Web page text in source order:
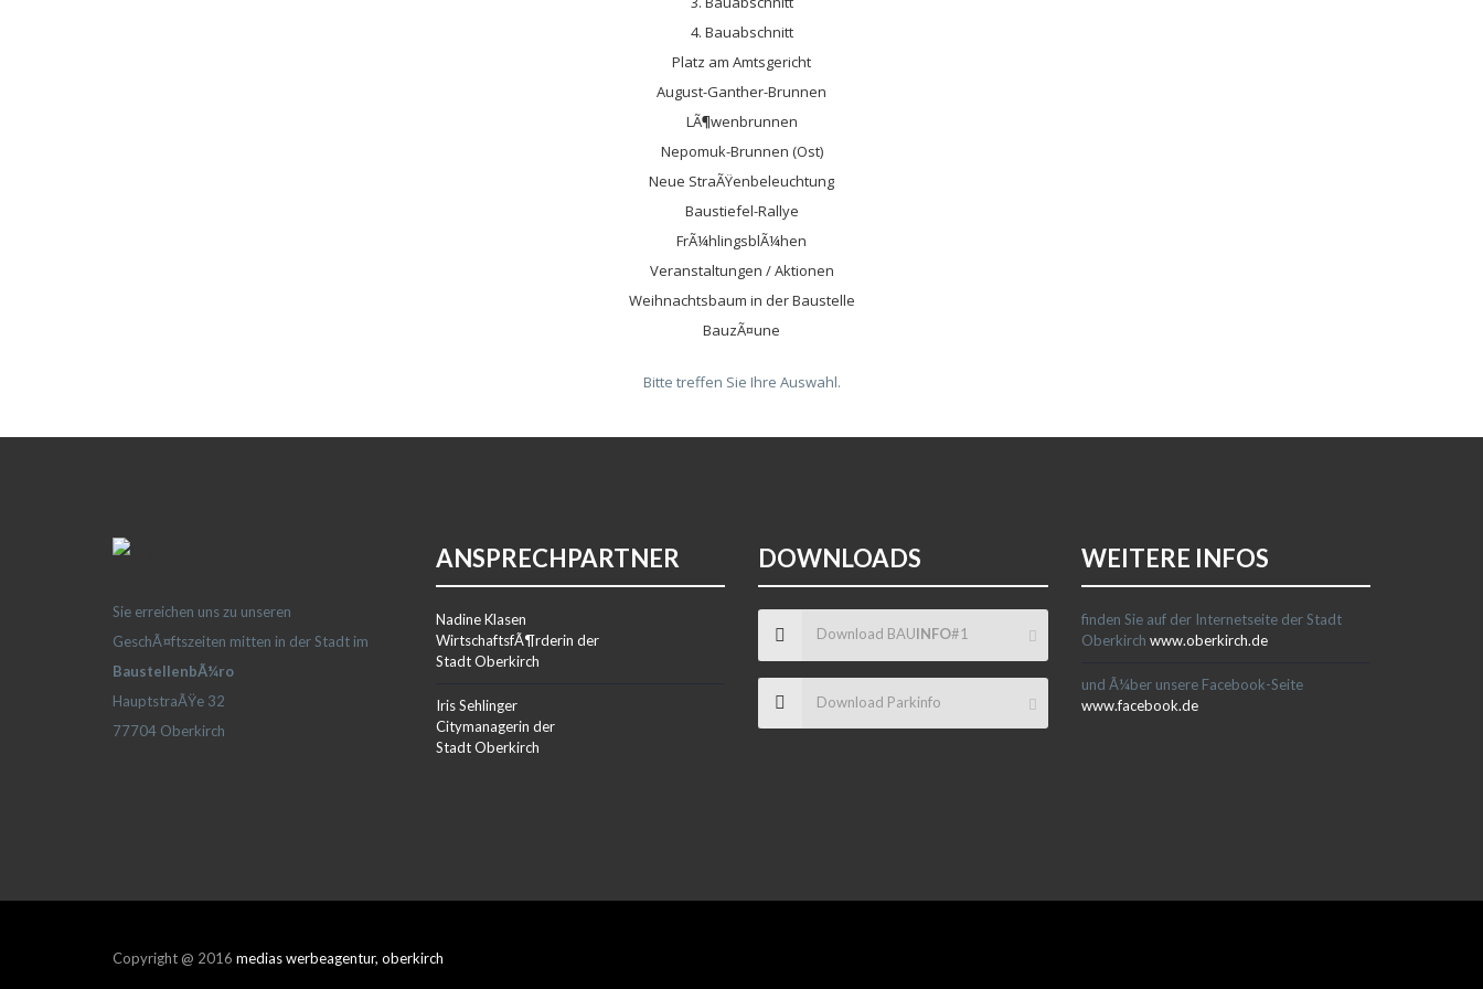
4. Bauabschnitt
Platz am Amtsgericht
August-Ganther-Brunnen
LÃ¶wenbrunnen
Nepomuk-Brunnen (Ost)
Neue StraÃŸenbeleuchtung
Baustiefel-Rallye
FrÃ¼hlingsblÃ¼hen
Veranstaltungen / Aktionen
Weihnachtsbaum in der Baustelle
BauzÃ¤une
Bitte treffen Sie Ihre Auswahl.
Sie erreichen uns zu unseren
GeschÃ¤ftszeiten mitten in der Stadt im
BaustellenbÃ¼ro
HauptstraÃŸe 32
77704 Oberkirch
ANSPRECHPARTNER
Nadine Klasen
WirtschaftsfÃ¶rderin der
Stadt Oberkirch
Iris Sehlinger
Citymanagerin der
Stadt Oberkirch
DOWNLOADS
Download BAUINFO#1
Download Parkinfo
WEITERE INFOS
finden Sie auf der Internetseite der Stadt
Oberkirch www.oberkirch.de
und Ã¼ber unsere Facebook-Seite
www.facebook.de
Copyright @ 2016 medias werbeagentur, oberkirch